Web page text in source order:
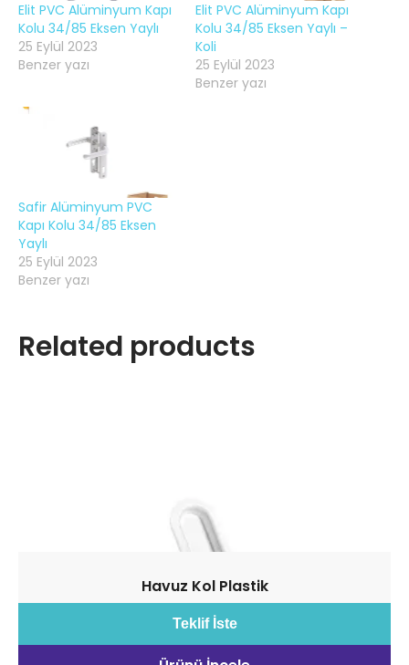
Elit PVC Alüminyum Kapı
Kolu 34/85 Eksen Yaylı
25 Eylül 2023
Benzer yazı
Elit PVC Alüminyum Kapı
Kolu 34/85 Eksen Yaylı –
Koli
25 Eylül 2023
Benzer yazı
Safir Alüminyum PVC
Kapı Kolu 34/85 Eksen
Yaylı
25 Eylül 2023
Benzer yazı
Related products
Havuz Kol Plastik
Teklif İste